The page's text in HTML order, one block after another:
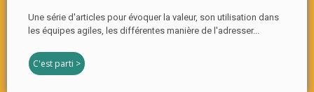
Une série d'articles pour évoquer la valeur, son utilisation dans
les équipes agiles, les différentes manière de l'adresser...
C'est parti >